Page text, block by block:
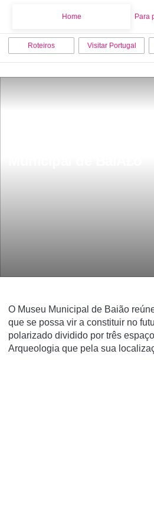
Home Para
Roteiros Visitar Portugal
O Museu Municipal de Baião
que se possa vir a constituir no
polarizado dividido por três
Arqueologia que pela sua